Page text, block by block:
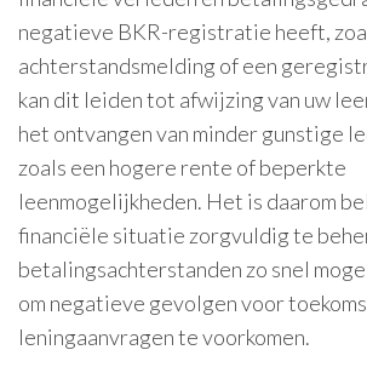
negatieve BKR-registratie heeft,
achterstandsmelding of een
kan dit leiden tot afwijzing van uw
het ontvangen van minder gunstige
zoals een hogere rente of beperkte
leenmogelijkheden. Het is daarom
financiële situatie zorgvuldig te
betalingsachterstanden zo snel
om negatieve gevolgen voor
leningaanvragen te voorkomen.